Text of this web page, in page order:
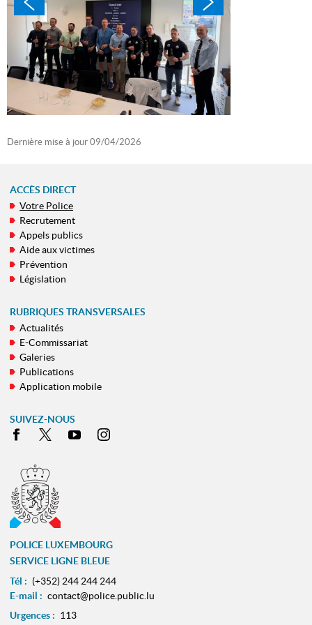
Dernière mise à jour 09/04/2026
MENU
DE
NAVIGATION
ACCÈS DIRECT
Votre Police
Recrutement
Appels publics
Aide aux victimes
Prévention
Législation
RUBRIQUES TRANSVERSALES
Actualités
E-Commissariat
Galeries
Publications
Application mobile
SUIVEZ-NOUS
Facebook
X Youtube
POLICE LUXEMBOURG
SERVICE LIGNE BLEUE
Tél : (+352) 244 244 244
E-mail : contact@police.public.lu
Urgences : 113